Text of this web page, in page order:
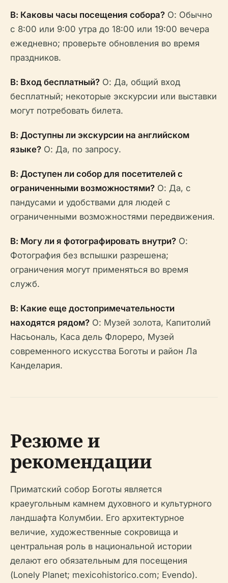
В: Каковы часы посещения собора? О: Обычно
с 8:00 или 9:00 утра до 18:00 или 19:00 вечера
ежедневно; проверьте обновления во время
праздников.
В: Вход бесплатный? О: Да, общий вход
бесплатный; некоторые экскурсии или выставки
могут потребовать билета.
В: Доступны ли экскурсии на английском
языке? О: Да, по запросу.
В: Доступен ли собор для посетителей с
ограниченными возможностями? О: Да, с
пандусами и удобствами для людей с
ограниченными возможностями передвижения.
В: Могу ли я фотографировать внутри? О:
Фотография без вспышки разрешена;
ограничения могут применяться во время
служб.
В: Какие еще достопримечательности
находятся рядом? О: Музей золота, Капитолий
Насьональ, Каса дель Флореро, Музей
современного искусства Боготы и район Ла
Канделария.
Резюме и
рекомендации
Приматский собор Боготы является
краеугольным камнем духовного и культурного
ландшафта Колумбии. Его архитектурное
величие, художественные сокровища и
центральная роль в национальной истории
делают его обязательным для посещения
(Lonely Planet; mexicohistorico.com; Evendo).